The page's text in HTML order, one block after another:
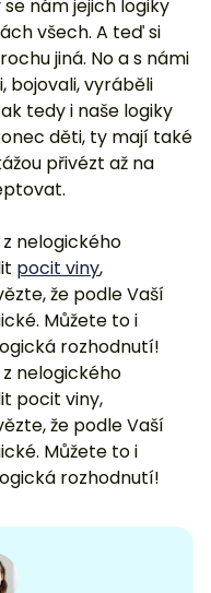
nám jejich logiky
všech. A teď si
jiná. No a s námi
bojovali, vyráběli
tedy i naše logiky
děti, ty mají také
přivézt až na
nelogického
pocit viny,
že podle Vaší
Můžete to i
rozhodnutí!
nelogického
pocit viny,
že podle Vaší
Můžete to i
rozhodnutí!